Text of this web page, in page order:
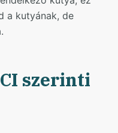
a kutyának, de
szerinti